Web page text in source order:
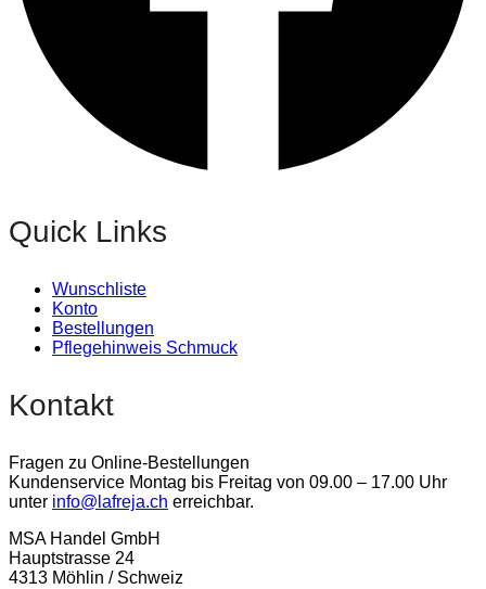
Quick Links
Wunschliste
Konto
Bestellungen
Pflegehinweis Schmuck
Kontakt
Fragen zu Online-Bestellungen
Kundenservice Montag bis Freitag von 09.00 – 17.00 Uhr
unter info@lafreja.ch erreichbar.
MSA Handel GmbH
Hauptstrasse 24
4313 Möhlin / Schweiz